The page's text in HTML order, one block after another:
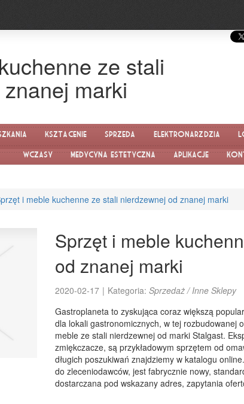
ze stali
marki
Kształcenie Sprzedaż Elektronarzędzia
Wczasy Medycyna estetyczna Aplikacje
i meble kuchenne ze stali nierdzewnej od znanej marki
Sprzęt i meble
od znanej marki
2020-02-17 | Kategoria: Sprzedaż / Inne Sklepy
Gastroplaneta to zyskująca coraz większą
dla lokali gastronomicznych, w tej rozbudowanej
meble ze stali nierdzewnej od marki Stalgast.
zmiękczacze, są przykładowym sprzętem od
długich poszukiwań znajdziemy w katalogu
do zleceniodawców, jest fabrycznie nowy,
dostarczana pod wskazany adres, zapytania